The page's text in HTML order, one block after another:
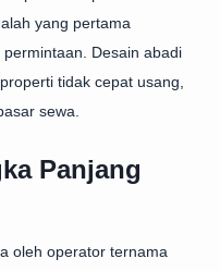
yang pertama
Desain abadi
tidak cepat usang,
sewa.
Panjang
oleh operator ternama